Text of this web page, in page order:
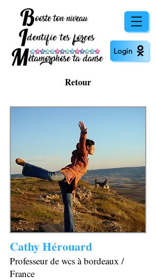
Login
Retour
Cathy Hérouard
Professeur de wcs à bordeaux /
France